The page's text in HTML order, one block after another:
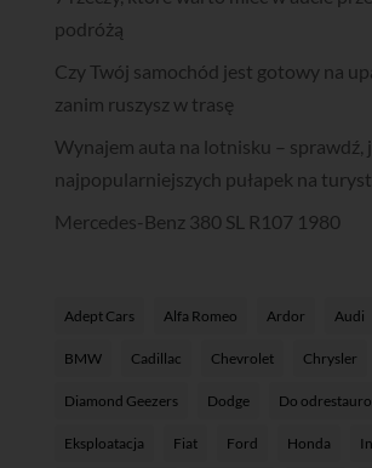
podróżą
Czy Twój samochód jest gotowy na
zanim ruszysz w trasę
Wynajem auta na lotnisku – sprawdź,
najpopularniejszych pułapek na
Mercedes-Benz 380 SL R107 1980
Adept Cars Alfa Romeo Ardor Audi
BMW Cadillac Chevrolet Chrysler
Diamond Geezers Dodge Do
Eksploatacja Fiat Ford Honda